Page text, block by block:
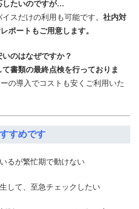
したいのですが…
スだけの利用も可能です。 社内対
ポートもご用意します。
のはなぜですか？
書類の最終点検を行っておりま
の導入でコストも安くご利用いた
すめです
るが繁忙期で動けない
して、至急チェックしたい